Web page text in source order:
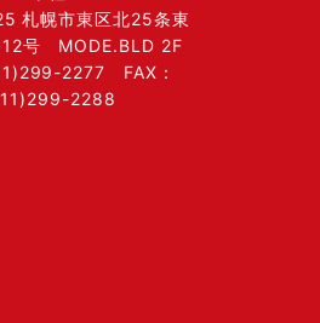
札幌市東区北25条東
号 MODE.BLD 2F
2277 FAX：
2288